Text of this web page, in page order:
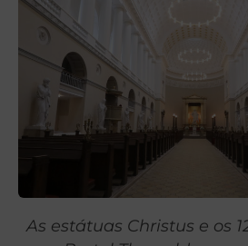
As estátuas Christus e os